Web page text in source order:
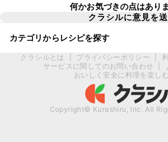
何かお気づきの点はあり
クラシルに意見を
カテゴリからレシピを探す
クラシルとは プライバシーポリシー
サービスに関してのお問い合わせ
おいしく安全に料理を楽し
Copyright© Kurashiru, Inc. All